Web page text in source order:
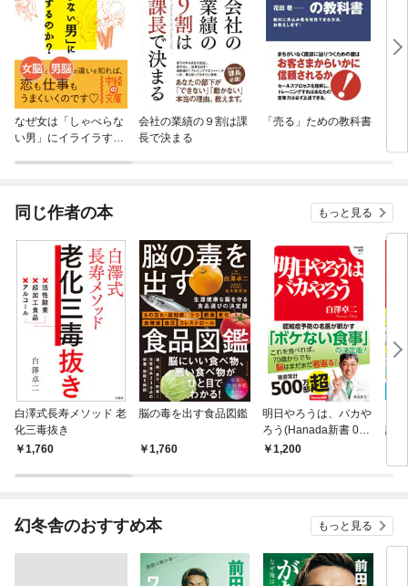
なぜ女は「しゃべらな
い男」にイライラする
会社の業績の９割は課
長で決まる
「売る」ための教科書
は
が
同じ作者の本 もっと見る
白澤式長寿メソッド 老
化三毒抜き
1,760
脳の毒を出す食品図鑑
1,760
明日やろうは、バカや
ろう(Hanada新書 01
1)1,200
許
幻冬舎のおすすめ本 もっと見る